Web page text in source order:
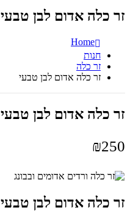
זר כלה אדום לבן טבעי
Home
חנות
זר כלה
זר כלה אדום לבן טבעי
זר כלה אדום לבן טבעי
₪250
זר כלה אדום לבן טבעי